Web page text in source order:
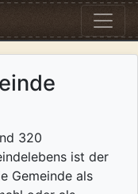
320
ist der
Gemeinde als